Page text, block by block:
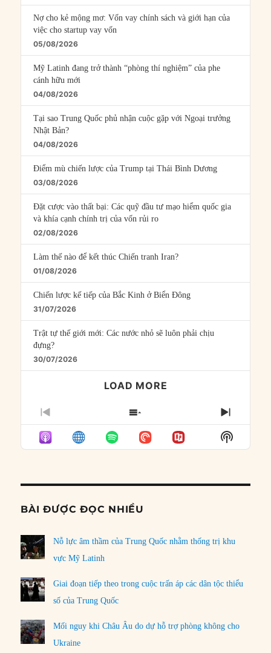
Nợ cho kẻ mộng mơ: Vốn vay chính sách và giới hạn của
việc cho startup vay vốn
05/08/2026
Mỹ Latinh đang trở thành “phòng thí nghiệm” của phe
cánh hữu mới
04/08/2026
Tại sao Trung Quốc phủ nhận cuộc gặp với Ngoại trưởng
Nhật Bản?
04/08/2026
Điểm mù chiến lược của Trump tại Thái Bình Dương
03/08/2026
Đặt cược vào thất bại: Các quỹ đầu tư mạo hiểm quốc gia
và khía cạnh chính trị của vốn rủi ro
02/08/2026
Làm thế nào để kết thúc Chiến tranh Iran?
01/08/2026
Chiến lược kế tiếp của Bắc Kinh ở Biển Đông
31/07/2026
Trật tự thế giới mới: Các nước nhỏ sẽ luôn phải chịu
đựng?
30/07/2026
LOAD MORE
PREVIOUS
EPISODE
SHOW
EPISODES
LIST
NEXT
Show
Podcast
BÀI ĐƯỢC ĐỌC NHIỀU
Nỗ lực âm thầm của Trung Quốc nhằm thống trị khu
vực Mỹ Latinh
Giai đoạn tiếp theo trong cuộc trấn áp các dân tộc thiểu
số của Trung Quốc
Mối nguy khi Châu Âu do dự hỗ trợ phòng không cho
Ukraine